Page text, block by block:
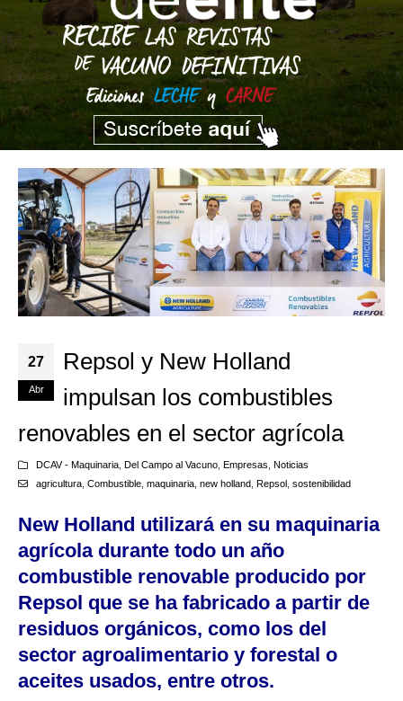
27
Abr
Repsol y New Holland
impulsan los combustibles
renovables en el sector agrícola
DCAV - Maquinaria, Del Campo al Vacuno, Empresas Noticias
agricultura, Combustible, maquinaria, new holland, Repsol, sostenibilidad
New Holland utilizará en su maquinaria
agrícola durante todo un año
combustible renovable producido por
Repsol que se ha fabricado a partir de
residuos orgánicos, como los del
sector agroalimentario y forestal o
aceites usados, entre otros.